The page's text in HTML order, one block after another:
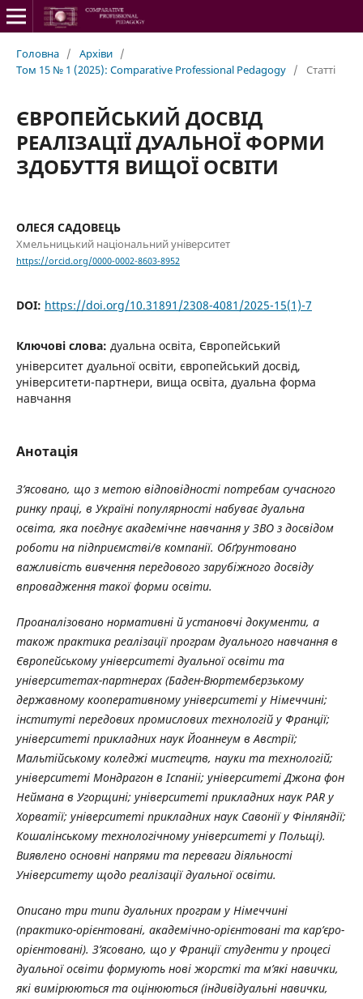
Головна / Архіви /
Том 15 № 1 (2025): Comparative Professional Pedagogy / Статті
ЄВРОПЕЙСЬКИЙ ДОСВІД
РЕАЛІЗАЦІЇ ДУАЛЬНОЇ ФОРМИ
ЗДОБУТТЯ ВИЩОЇ ОСВІТИ
ОЛЕСЯ САДОВЕЦЬ
Хмельницький національний університет
https://orcid.org/0000-0002-8603-8952
DOI: https://doi.org/10.31891/2308-4081/2025-15(1)-7
Ключові слова: дуальна освіта, Європейський
університет дуальної освіти, європейський досвід,
університети-партнери, вища освіта, дуальна форма
навчання
Анотація
З’ясовано, що з метою відповідності потребам сучасного
ринку праці, в Україні популярності набуває дуальна
освіта, яка поєднує академічне навчання у ЗВО з досвідом
роботи на підприємстві/в компанії. Обґрунтовано
важливість вивчення передового зарубіжного досвіду
впровадження такої форми освіти.
Проаналізовано нормативні й установчі документи, а
також практика реалізації програм дуального навчання в
Європейському університеті дуальної освіти та
університетах-партнерах (Баден-Вюртемберзькому
державному кооперативному університеті у Німеччині;
інституті передових промислових технологій у Франції;
університеті прикладних наук Йоаннеум в Австрії;
Мальтійському коледжі мистецтв, науки та технологій;
університеті Мондрагон в Іспаніі; університеті Джона фон
Неймана в Угорщині; університеті прикладних наук PAR у
Хорватії; університеті прикладних наук Савонії у Фінляндії;
Кошалінському технологічному університеті у Польщі).
Виявлено основні напрями та переваги діяльності
Університету щодо реалізації дуальної освіти.
Описано три типи дуальних програм у Німеччині
(практико-орієнтовані, академічно-орієнтовані та кар’єро-
орієнтовані). З’ясовано, що у Франції студенти у процесі
дуальної освіти формують нові жорсткі та м’які навички,
які вимірюються та оцінюються (індивідуальні навички,